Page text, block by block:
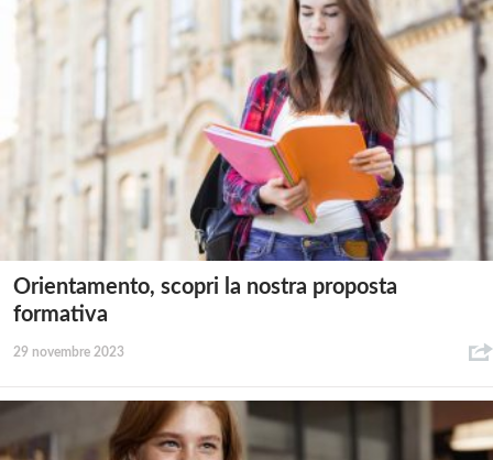
Orientamento, scopri la nostra proposta
formativa
29 novembre 2023